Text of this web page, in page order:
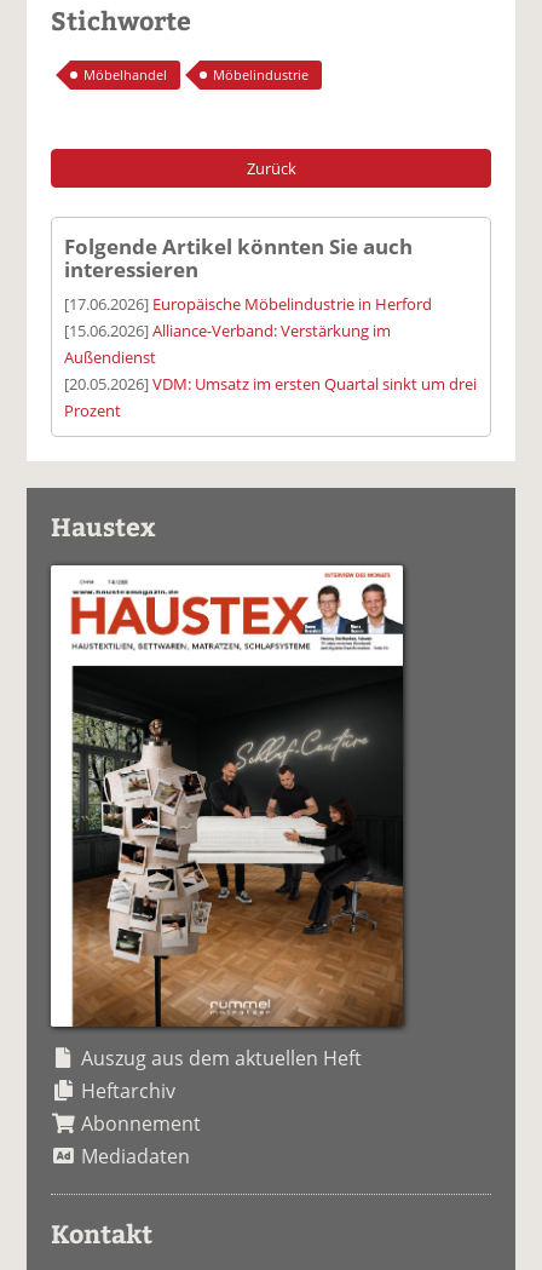
Stichworte
Möbelhandel Möbelindustrie
Zurück
Folgende Artikel könnten Sie auch
interessieren
[17.06.2026] Europäische Möbelindustrie in Herford
[15.06.2026]Alliance-Verband: Verstärkung im
Außendienst
[20.05.2026]VDM: Umsatz im ersten Quartal sinkt um drei
Prozent
Haustex
Auszug aus dem aktuellen Heft
Heftarchiv
Abonnement
Mediadaten
Kontakt